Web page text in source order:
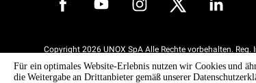
Copyright 2026 UNOX SpA Alle Rechte vorbehalten. Reg.
04230750285 - IT WEEE Reg. No. IT08020000000377
Für ein optimales Website-Erlebnis nutzen wir Cookies und
die Weitergabe an Drittanbieter gemäß unserer